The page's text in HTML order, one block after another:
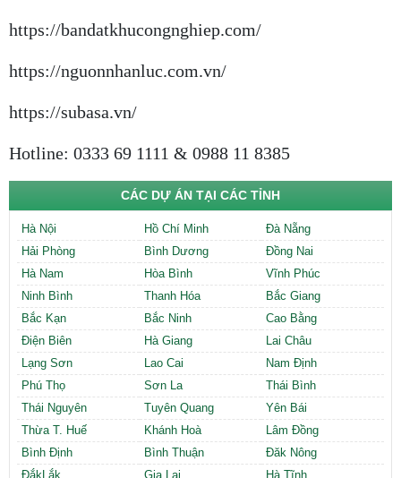
https://bandatkhucongnghiep.com/
https://nguonnhanluc.com.vn/
https://subasa.vn/
Hotline: 0333 69 1111 & 0988 11 8385
CÁC DỰ ÁN TẠI CÁC TỈNH
Hà Nội Hồ Chí Minh
Đà Nẵng
Hải Phòng
Bình Dương
Đồng Nai
Hà Nam
Hòa Bình
Vĩnh Phúc
Ninh Bình
Thanh Hóa
Bắc Giang
Bắc Kạn
Bắc Ninh
Cao Bằng
Điện Biên
Hà Giang
Lai Châu
Lạng Sơn
Lao Cai
Nam Định
Phú Thọ
Sơn La
Thái Bình
Thái Nguyên
Tuyên Quang
Yên Bái
Thừa T. Huế
Khánh Hoà
Lâm Đồng
Bình Định
Bình Thuận
Đăk Nông
ĐắkLắk
Gia Lai Hà Tĩnh